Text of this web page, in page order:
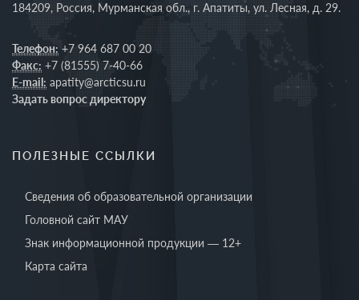
184209, Россия, Мурманская обл., г. Апатиты, ул. Лесная, д. 29.
Телефон: +7 964 687 00 20
Факс: +7 (81555) 7-40-66
E-mail: apatity@arcticsu.ru
Задать вопрос директору
ПОЛЕЗНЫЕ ССЫЛКИ
Сведения об образовательной организации
Головной сайт МАУ
Знак информационной продукции — 12+
Карта сайта